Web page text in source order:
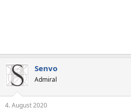
Senvo
Admiral
4. August 2020